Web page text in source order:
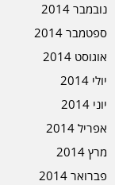
נובמבר 2014
ספטמבר 2014
אוגוסט 2014
יולי 2014
יוני 2014
אפריל 2014
מרץ 2014
פברואר 2014